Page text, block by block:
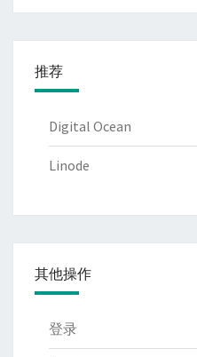
推荐
Digital Ocean
Linode
其他操作
登录